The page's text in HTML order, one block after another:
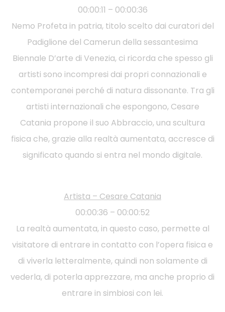
00:00:11 – 00:00:36
Nemo Profeta in patria, titolo scelto dai curatori del
Padiglione del Camerun della sessantesima
Biennale D’arte di Venezia, ci ricorda che spesso gli
artisti sono incompresi dai propri connazionali e
contemporanei perché di natura dissonante. Tra gli
artisti internazionali che espongono, Cesare
Catania propone il suo Abbraccio, una scultura
fisica che, grazie alla realtà aumentata, accresce di
significato quando si entra nel mondo digitale.
Artista – Cesare Catania
00:00:36 – 00:00:52
La realtà aumentata, in questo caso, permette al
visitatore di entrare in contatto con l’opera fisica e
di viverla letteralmente, quindi non solamente di
vederla, di poterla apprezzare, ma anche proprio di
entrare in simbiosi con lei.